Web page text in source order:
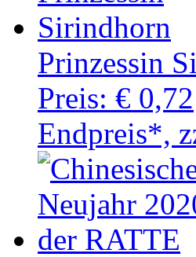
Prinzessin
Preis: € 0,72
Endpreis*,